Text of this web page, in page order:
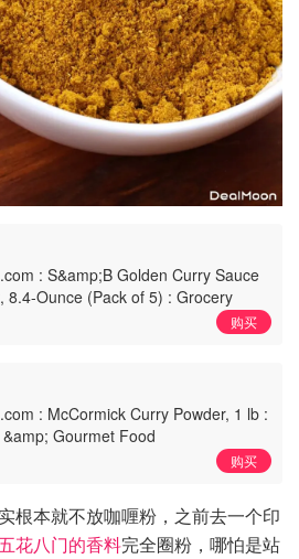
: S&amp;B Golden Curry Sauce
8.4-Ounce (Pack of 5) : Grocery
Food
购买
: McCormick Curry Powder, 1 lb :
Gourmet Food
购买
根本就不放咖喱粉，之前去一个印
花八门的香料完全圈粉，哪怕是站